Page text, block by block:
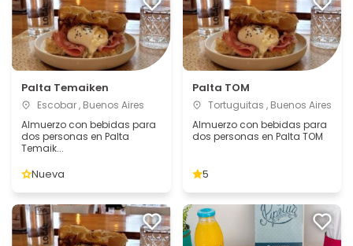
Palta Temaiken
Escobar , Buenos Aires
Almuerzo con bebidas para
dos personas en Palta
Temaik...
Nueva
Palta TOM
Tortuguitas , Buenos Aires
Almuerzo con bebidas para
dos personas en Palta TOM
5